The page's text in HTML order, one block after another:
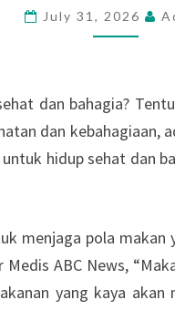
HIDUP
July 31, 2026
dan bahagia?
dan kebahagiaan,
hidup sehat dan
menjaga pola makan
Medis ABC News,
yang kaya